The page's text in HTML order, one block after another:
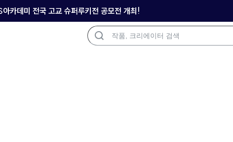
카데미 전국 고교 슈퍼루키전 공모전 개최!